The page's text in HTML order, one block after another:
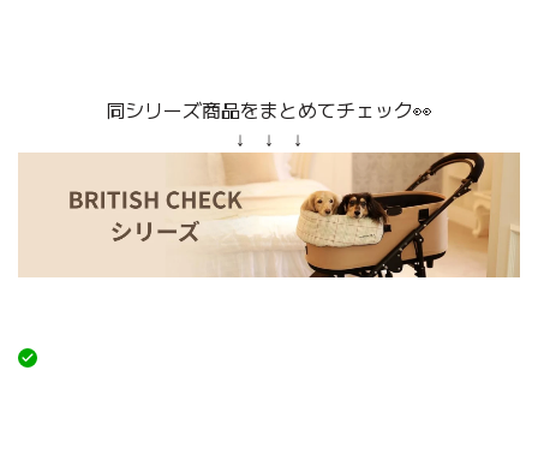
同シリーズ商品をまとめてチェック👀
↓ ↓ ↓